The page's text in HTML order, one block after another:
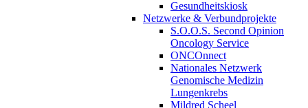
Gesundheitskiosk
Netzwerke & Verbundprojekte
S.O.O.S. Second Opinion
Oncology Service
ONCOnnect
Nationales Netzwerk
Genomische Medizin
Lungenkrebs
Mildred Scheel